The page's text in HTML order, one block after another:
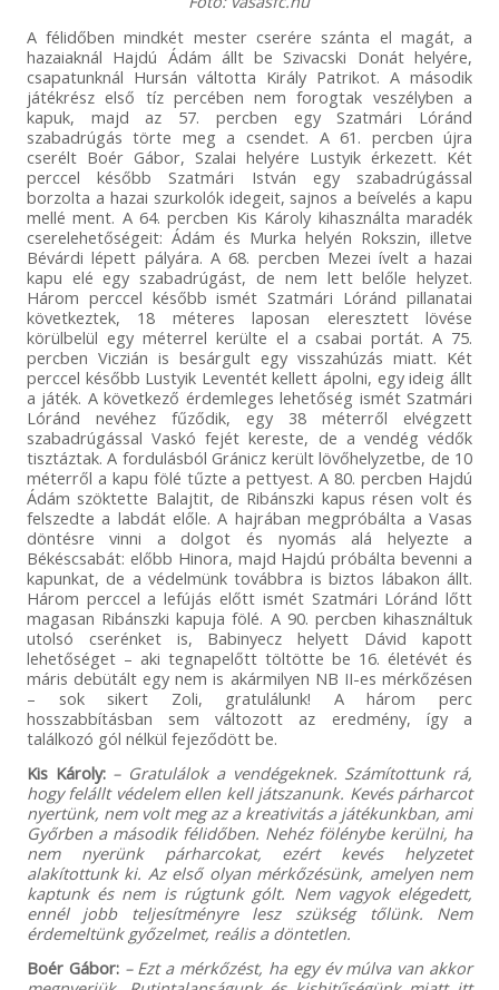
A félidőben mindkét mester cserére szánta el magát, a
hazaiaknál Hajdú Ádám állt be Szivacski Donát helyére,
csapatunknál Hursán váltotta Király Patrikot. A második
játékrész első tíz percében nem forogtak veszélyben a
kapuk, majd az 57. percben egy Szatmári Lóránd
szabadrúgás törte meg a csendet. A 61. percben újra
cserélt Boér Gábor, Szalai helyére Lustyik érkezett. Két
perccel később Szatmári István egy szabadrúgással
borzolta a hazai szurkolók idegeit, sajnos a beívelés a kapu
mellé ment. A 64. percben Kis Károly kihasználta maradék
cserelehetőségeit: Ádám és Murka helyén Rokszin, illetve
Bévárdi lépett pályára. A 68. percben Mezei ívelt a hazai
kapu elé egy szabadrúgást, de nem lett belőle helyzet.
Három perccel később ismét Szatmári Lóránd pillanatai
következtek, 18 méteres laposan eleresztett lövése
körülbelül egy méterrel kerülte el a csabai portát. A 75.
percben Viczián is besárgult egy visszahúzás miatt. Két
perccel később Lustyik Leventét kellett ápolni, egy ideig állt
a játék. A következő érdemleges lehetőség ismét Szatmári
Lóránd nevéhez fűződik, egy 38 méterről elvégzett
szabadrúgással Vaskó fejét kereste, de a vendég védők
tisztáztak. A fordulásból Gránicz került lövőhelyzetbe, de 10
méterről a kapu fölé tűzte a pettyest. A 80. percben Hajdú
Ádám szöktette Balajtit, de Ribánszki kapus résen volt és
felszedte a labdát előle. A hajrában megpróbálta a Vasas
döntésre vinni a dolgot és nyomás alá helyezte a
Békéscsabát: előbb Hinora, majd Hajdú próbálta bevenni a
kapunkat, de a védelmünk továbbra is biztos lábakon állt.
Három perccel a lefújás előtt ismét Szatmári Lóránd lőtt
magasan Ribánszki kapuja fölé. A 90. percben kihasználtuk
utolsó cserénket is, Babinyecz helyett Dávid kapott
lehetőséget – aki tegnapelőtt töltötte be 16. életévét és
máris debütált egy nem is akármilyen NB II-es mérkőzésen
– sok sikert Zoli, gratulálunk! A három perc
hosszabbításban sem változott az eredmény, így a
találkozó gól nélkül fejeződött be.
Kis Károly: –Gratulálok a vendégeknek. Számítottunk rá,
hogy felállt védelem ellen kell játszanunk. Kevés párharcot
nyertünk, nem volt meg az a kreativitás a játékunkban, ami
Győrben a második félidőben. Nehéz fölénybe kerülni, ha
nem nyerünk párharcokat, ezért kevés helyzetet
alakítottunk ki. Az első olyan mérkőzésünk, amelyen nem
kaptunk és nem is rúgtunk gólt. Nem vagyok elégedett,
ennél jobb teljesítményre lesz szükség tőlünk. Nem
érdemeltünk győzelmet, reális a döntetlen.
Boér Gábor: – Ezt a mérkőzést, ha egy év múlva van akkor